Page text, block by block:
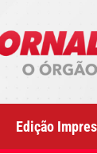
Edição